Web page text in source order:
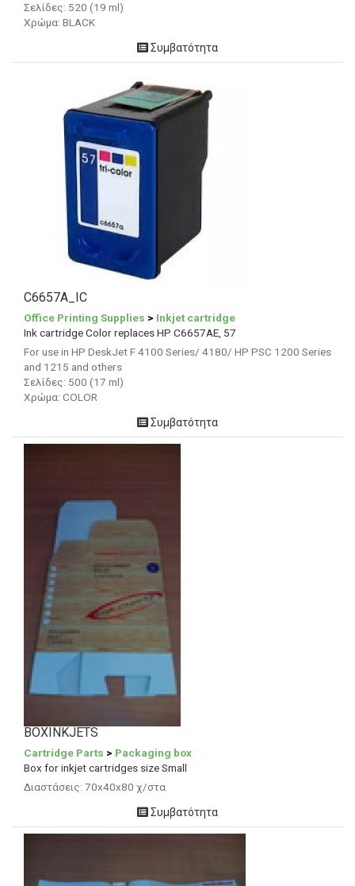
Σελίδες: 520 (19 ml)
Χρώμα: BLACK
Συμβατότητα
C6657A_IC
Office Printing Supplies > Inkjet cartridge
Ink cartridge Color replaces HP C6657AE, 57
For use in HP DeskJet F 4100 Series/ 4180/ HP PSC 1200 Series
and 1215 and others
Σελίδες: 500 (17 ml)
Χρώμα: COLOR
Συμβατότητα
BOXINKJETS
Cartridge Parts > Packaging box
Box for inkjet cartridges size Small
Διαστάσεις: 70x40x80 χ/στα
Συμβατότητα